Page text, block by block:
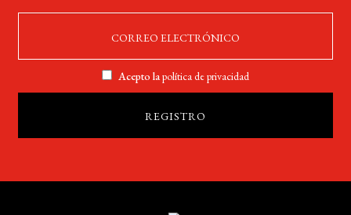
Acepto lapolítica de privacidad